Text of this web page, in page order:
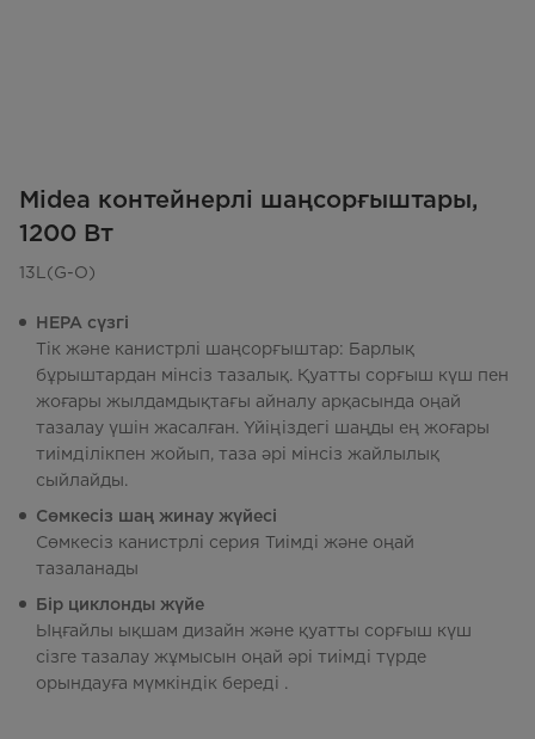
Midea контейнерлі шаңсорғыштары,
1200 Вт
13L(G-O)
HEPA сүзгі
Тік және канистрлі шаңсорғыштар: Барлық
бұрыштардан мінсіз тазалық. Қуатты сорғыш күш пен
жоғары жылдамдықтағы айналу арқасында оңай
тазалау үшін жасалған. Үйіңіздегі шаңды ең жоғары
тиімділікпен жойып, таза әрі мінсіз жайлылық
сыйлайды.
Сөмкесіз шаң жинау жүйесі
Сөмкесіз канистрлі серия Тиімді және оңай
тазаланады
Бір циклонды жүйе
Ыңғайлы ықшам дизайн және қуатты сорғыш күш
сізге тазалау жұмысын оңай әрі тиімді түрде
орындауға мүмкіндік береді .